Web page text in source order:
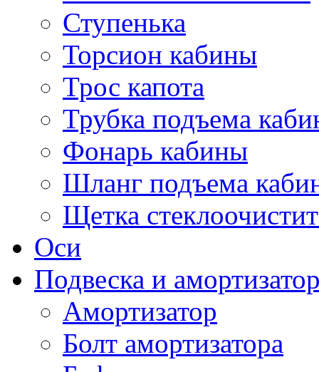
Ступенька
Торсион кабины
Трос капота
Трубка подъема
Фонарь кабины
Шланг подъема
Щетка
Оси
Подвеска и
Амортизатор
Болт амортизатора